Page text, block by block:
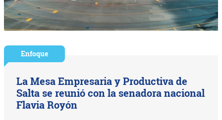
Enfoque
La Mesa Empresaria y Productiva de
Salta se reunió con la senadora nacional
Flavia Royón